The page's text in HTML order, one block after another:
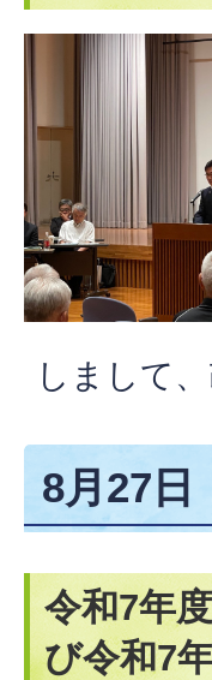
しまして
8月27日
令和7年
び令和7